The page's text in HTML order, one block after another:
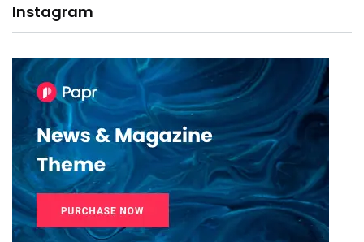
Instagram